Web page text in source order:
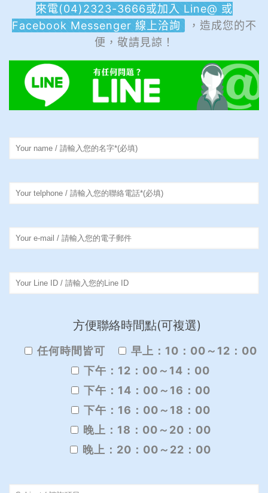
來電(04)2323-3666或加入 Line@ 或
Facebook Messenger 線上洽詢
，造成您的不
便，敬請見諒！
方便聯絡時間點(可複選)
任何時間皆可
早上：10：00～12：00
下午：12：00～14：00
下午：14：00～16：00
下午：16：00～18：00
晚上：18：00～20：00
晚上：20：00～22：00